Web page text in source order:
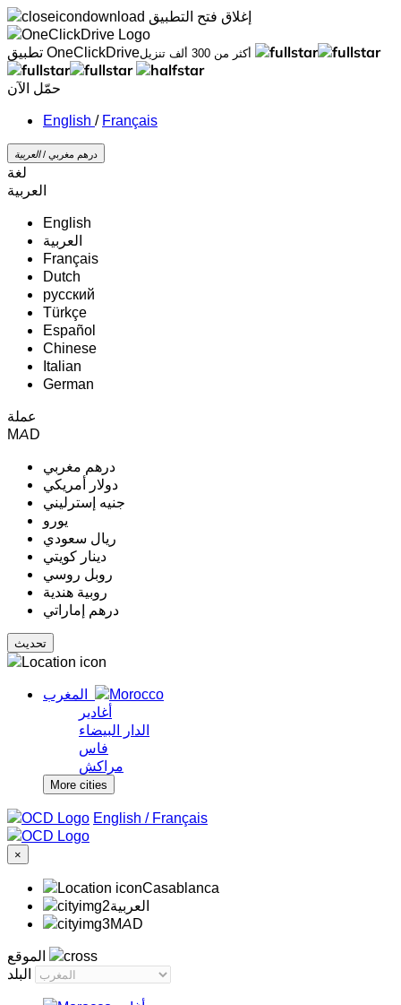
إغلاق فتح التطبيق
تطبيق OneClickDrive
أكثر من 300 ألف تنزيل
حمّل الآن
/ Français
درهم مغربي /‏العربية‏
لغة
‏العربية‏
English
‏العربية‏
Français
Dutch
русский
Türkçe
Español
Chinese
Italian
German
عملة
MAD
درهم مغربي
دولار أمريكي
جنيه إسترليني
يورو
ريال سعودي
دينار كويتي
روبل روسي
روبية هندية
درهم إماراتي
المغرب
أغادير
الدار البيضاء
فاس
مراكش
More cities
/ Français
×
Casablanca
‏العربية‏
MAD